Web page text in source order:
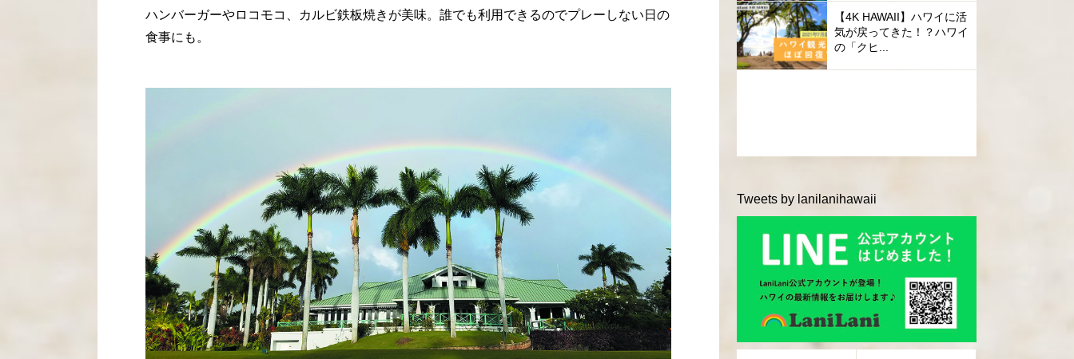
ハンバーガーやロコモコ、カルビ鉄板焼きが美味。誰でも利用できるのでプレーしない日の
食事にも。
【4K HAWAII】ハワイに活
気が戻ってきた！？ハワイ
の「クヒ...
Tweets by lanilanihawaii